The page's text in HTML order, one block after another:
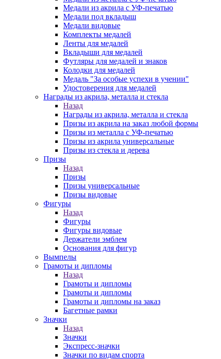
Медали из акрила с УФ-печатью
Медали под вкладыш
Медали видовые
Комплекты медалей
Ленты для медалей
Вкладыши для медалей
Футляры для медалей и знаков
Колодки для медалей
Медаль "За особые успехи в учении"
Удостоверения для медалей
Награды из акрила, металла и стекла
Назад
Награды из акрила, металла и стекла
Призы из акрила на заказ любой формы
Призы из металла с УФ-печатью
Призы из акрила универсальные
Призы из стекла и дерева
Призы
Назад
Призы
Призы универсальные
Призы видовые
Фигуры
Назад
Фигуры
Фигуры видовые
Держатели эмблем
Основания для фигур
Вымпелы
Грамоты и дипломы
Назад
Грамоты и дипломы
Грамоты и дипломы
Грамоты и дипломы на заказ
Багетные рамки
Значки
Назад
Значки
Экспресс-значки
Значки по видам спорта